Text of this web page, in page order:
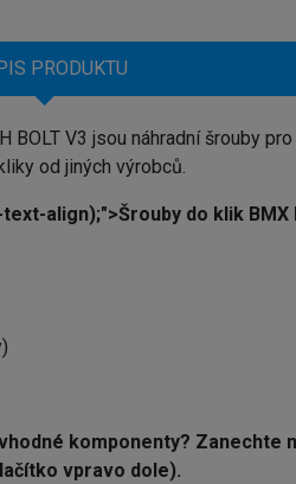
PRODUKTU
BOLT V3 jsou náhradní šrouby
od jiných výrobců.
align);">Šrouby do klik BMX
komponenty? Zanechte
vpravo dole).